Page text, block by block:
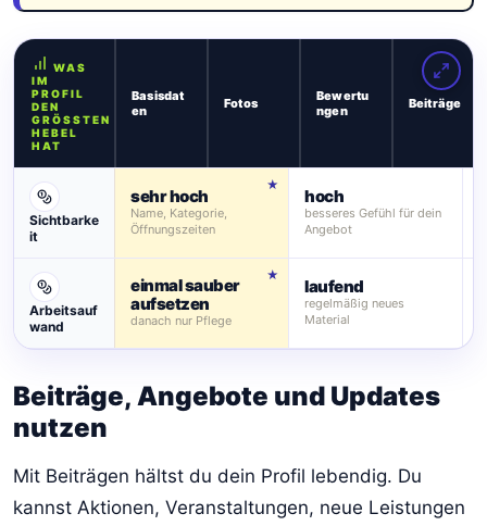
WAS
IM
PROFIL
DEN
GRÖSSTEN H
EBEL H
AT
Basisdat
en
Fotos
Bewertu
ngen
Beiträge
Sichtbarke
it
sehr hoch
Name, Kategorie,
Öffnungszeiten
hoch
besseres Gefühl für dein
Angebot
Arbeitsauf
wand
einmal sauber
aufsetzen
danach nur Pflege
laufend
regelmäßig neues
Material
Beiträge, Angebote und Updates
nutzen
Mit Beiträgen hältst du dein Profil lebendig. Du
kannst Aktionen, Veranstaltungen, neue Leistungen